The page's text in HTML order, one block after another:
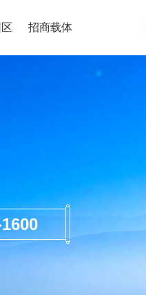
招商载体